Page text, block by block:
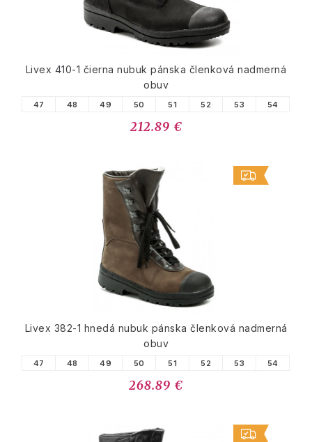
Livex 410-1 čierna nubuk pánska členková nadmerná
obuv
47 48 49 50 51 52 53 54
212.89 €
Livex 382-1 hnedá nubuk pánska členková nadmerná
obuv
47 48 49 50 51 52 53 54
268.89 €